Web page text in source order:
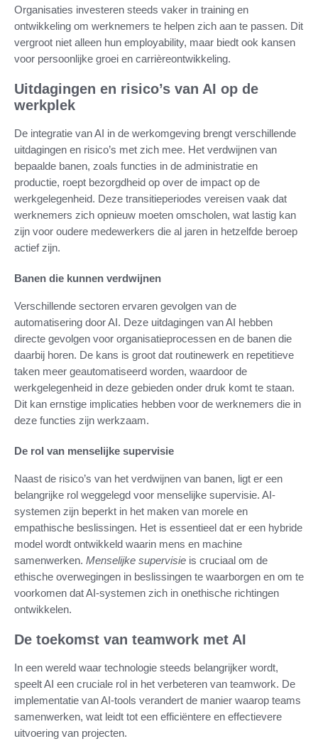
Organisaties investeren steeds vaker in training en
ontwikkeling om werknemers te helpen zich aan te passen. Dit
vergroot niet alleen hun employability, maar biedt ook kansen
voor persoonlijke groei en carrièreontwikkeling.
Uitdagingen en risico’s van AI op de
werkplek
De integratie van AI in de werkomgeving brengt verschillende
uitdagingen en risico’s met zich mee. Het verdwijnen van
bepaalde banen, zoals functies in de administratie en
productie, roept bezorgdheid op over de impact op de
werkgelegenheid. Deze transitieperiodes vereisen vaak dat
werknemers zich opnieuw moeten omscholen, wat lastig kan
zijn voor oudere medewerkers die al jaren in hetzelfde beroep
actief zijn.
Banen die kunnen verdwijnen
Verschillende sectoren ervaren gevolgen van de
automatisering door AI. Deze uitdagingen van AI hebben
directe gevolgen voor organisatieprocessen en de banen die
daarbij horen. De kans is groot dat routinewerk en repetitieve
taken meer geautomatiseerd worden, waardoor de
werkgelegenheid in deze gebieden onder druk komt te staan.
Dit kan ernstige implicaties hebben voor de werknemers die in
deze functies zijn werkzaam.
De rol van menselijke supervisie
Naast de risico’s van het verdwijnen van banen, ligt er een
belangrijke rol weggelegd voor menselijke supervisie. AI-
systemen zijn beperkt in het maken van morele en
empathische beslissingen. Het is essentieel dat er een hybride
model wordt ontwikkeld waarin mens en machine
samenwerken. Menselijke supervisie is cruciaal om de
ethische overwegingen in beslissingen te waarborgen en om te
voorkomen dat AI-systemen zich in onethische richtingen
ontwikkelen.
De toekomst van teamwork met AI
In een wereld waar technologie steeds belangrijker wordt,
speelt AI een cruciale rol in het verbeteren van teamwork. De
implementatie van AI-tools verandert de manier waarop teams
samenwerken, wat leidt tot een efficiëntere en effectievere
uitvoering van projecten.